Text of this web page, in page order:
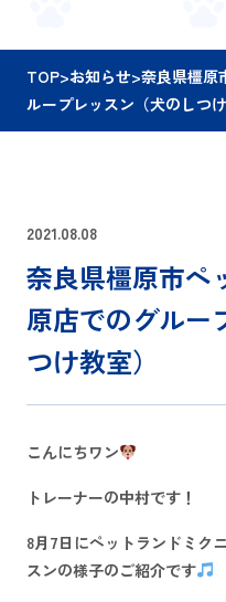
TOP>お知らせ>奈良県橿原
ループレッスン（犬のしつけ
2021.08.08
奈良県橿原市ペ
原店でのグルー
つけ教室）
こんにちワン
トレーナーの中村です！
8月7日にペットランドミク
スンの様子のご紹介です